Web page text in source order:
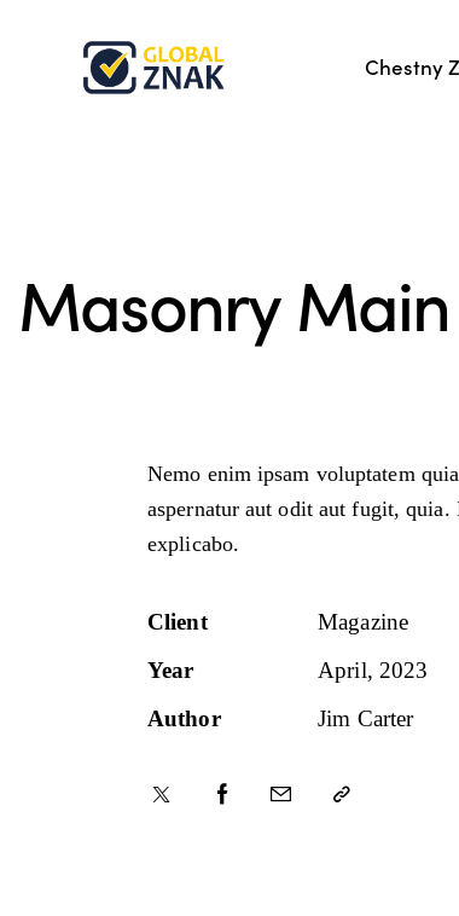
Chestny
Masonry
Nemo enim ipsam voluptatem
aspernatur aut odit aut fugit, quia.
explicabo.
Client
Magazine
Year
April, 2023
Author
Jim Carter